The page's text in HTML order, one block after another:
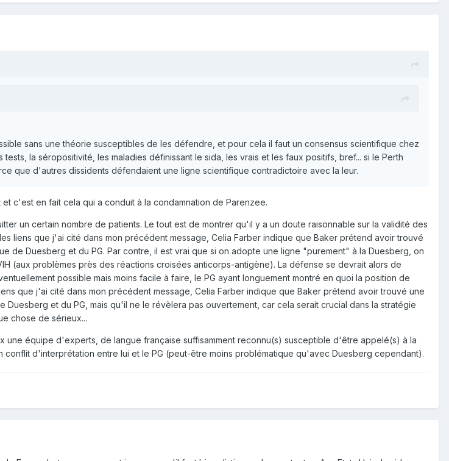
sans une théorie susceptibles de les défendre, et pour cela il faut un consensus scientifique chez
la séropositivité, les maladies définissant le sida, les vrais et les faux positifs, bref... si le Perth
que d'autres dissidents défendaient une ligne scientifique contradictoire avec la leur.
c'est en fait cela qui a conduit à la condamnation de Parenzee.
un certain nombre de patients. Le tout est de montrer qu'il y a un doute raisonnable sur la validité des
liens que j'ai cité dans mon précédent message, Celia Farber indique que Baker prétend avoir trouvé
de Duesberg et du PG. Par contre, il est vrai que si on adopte une ligne "purement" à la Duesberg, on
(aux problèmes près des réactions croisées anticorps-antigène). La défense se devrait alors de
possible mais moins facile à faire, le PG ayant longuement montré en quoi la position de
que j'ai cité dans mon précédent message, Celia Farber indique que Baker prétend avoir trouvé une
et du PG, mais qu'il ne le révèlera pas ouvertement, car cela serait crucial dans la stratégie
chose de sérieux...
équipe d'experts, de langue française suffisamment reconnu(s) susceptible d'être appelé(s) à la
d'interprétation entre lui et le PG (peut-être moins problématique qu'avec Duesberg cependant).